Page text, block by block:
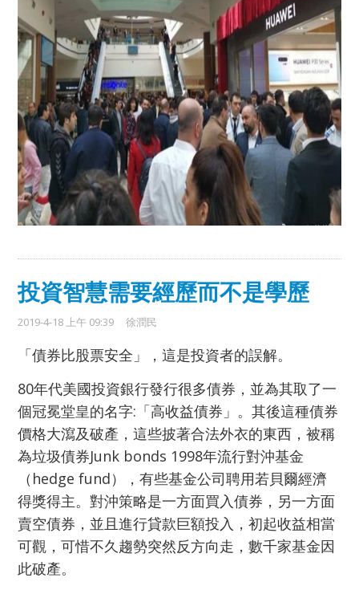
投資智慧需要經歷而不是學歷
2019-4-18 上午 09:39 徐潤民
「債券比股票安全」，這是投資者的誤解。
80年代美國投資銀行發行很多債券，並為其取了一
個冠冕堂皇的名字:「高收益債券」。其後這種債券
價格大瀉及破產，這些披著合法外衣的東西，被稱
為垃圾債券Junk bonds 1998年流行對沖基金
（hedge fund），有些基金公司聘用若貝爾經濟
得獎得主。對沖策略是一方面買入債券，另一方面
賣空債券，並且進行貸款巨額投入，初起收益相當
可觀，可惜不久趨勢突然反方向走，數千家基金因
此破產。